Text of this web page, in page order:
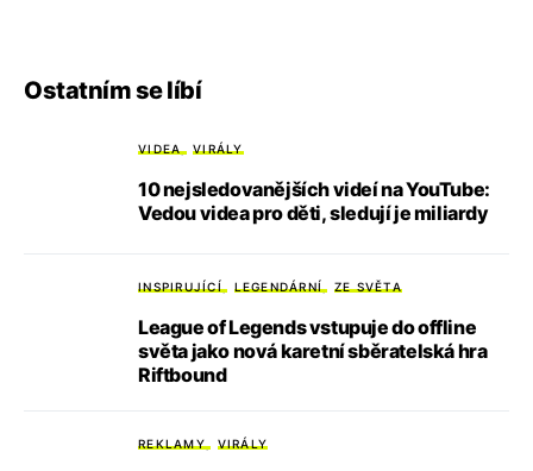
Ostatním se líbí
VIDEA VIRÁLY
10 nejsledovanějších videí na YouTube:
Vedou videa pro děti, sledují je miliardy
INSPIRUJÍCÍ LEGENDÁRNÍ ZE SVĚTA
League of Legends vstupuje do offline
světa jako nová karetní sběratelská hra
Riftbound
REKLAMY VIRÁLY